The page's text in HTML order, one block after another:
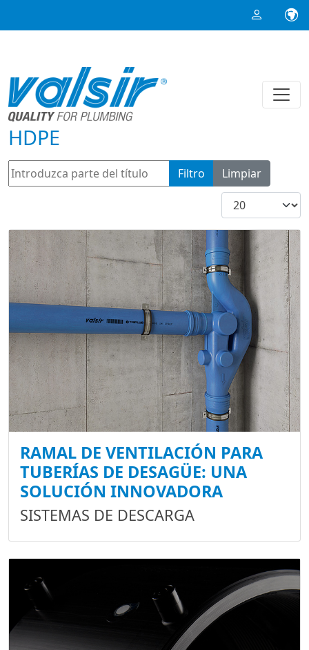
HDPE
Introduzca parte del título Filtro
Limpiar
Cantidad
RAMAL DE VENTILACIÓN PARA
TUBERÍAS DE DESAGÜE: UNA
SOLUCIÓN INNOVADORA
SISTEMAS DE DESCARGA